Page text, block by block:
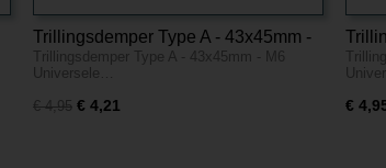
Trillingsdemper Type A - 43x45mm -
M6
Trillingsdemper Type A - 43x45mm - M6
Universele…
€ 4,95 € 4,21
M8
€